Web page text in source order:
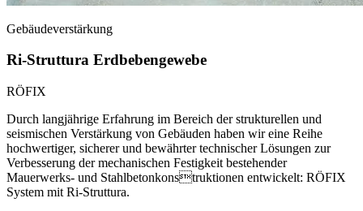
Gebäudeverstärkung
Ri-Struttura Erdbebengewebe
RÖFIX
Durch langjährige Erfahrung im Bereich der strukturellen und
seismischen Verstärkung von Gebäuden haben wir eine Reihe
hochwertiger, sicherer und bewährter technischer Lösungen zur
Verbesserung der mechanischen Festigkeit bestehender
Mauerwerks- und Stahlbetonkonstruktionen entwickelt: RÖFIX
System mit Ri-Struttura.